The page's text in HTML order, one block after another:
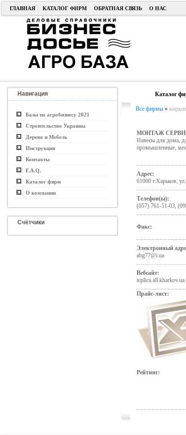
ГЛАВНАЯ КАТАЛОГ ФИРМ ОБРАТНАЯ СВЯЗЬ О НАС
Навигация
Базы по агробизнесу 2021
Строительство Украины
Дерево и Мебель
Инструкция
Контакты
F.A.Q.
Каталог фирм
О компании
Счётчики
Каталог
Все фирмы»
МОНТАЖ
Навесы для дома,
промышленные,
Адрес:
61000 г.Харьков,
Телефон(ы):
(057) 761-51-03,
Факс:
Электронный
abg77@i.ua
Вебсайт:
teplica.all.kharkov.ua
Прайс-лист:
Рейтинг: